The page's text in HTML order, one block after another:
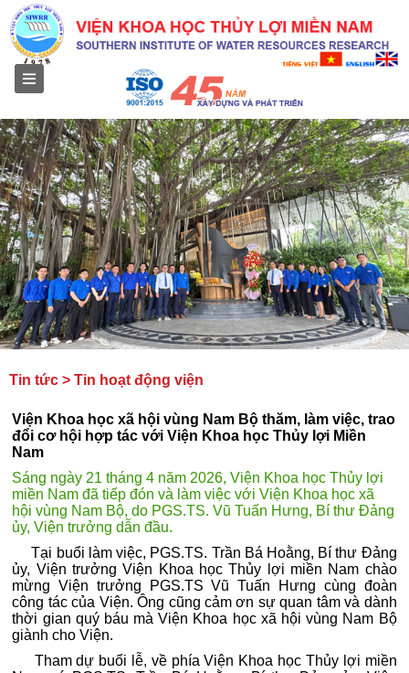
Tin tức > Tin hoạt động viện
Viện Khoa học xã hội vùng Nam Bộ thăm, làm việc, trao
đổi cơ hội hợp tác với Viện Khoa học Thủy lợi Miền
Nam
Sáng ngày 21 tháng 4 năm 2026, Viện Khoa học Thủy lợi
miền Nam đã tiếp đón và làm việc với Viện Khoa học xã
hội vùng Nam Bộ, do PGS.TS. Vũ Tuấn Hưng, Bí thư Đảng
ủy, Viện trưởng dẫn đầu.
Tại buổi làm việc, PGS.TS. Trần Bá Hoằng, Bí thư Đảng
ủy, Viện trưởng Viện Khoa học Thủy lợi miền Nam chào
mừng Viện trưởng PGS.TS Vũ Tuấn Hưng cùng đoàn
công tác của Viện. Ông cũng cảm ơn sự quan tâm và dành
thời gian quý báu mà Viện Khoa học xã hội vùng Nam Bộ
giành cho Viện.
Tham dự buổi lễ, về phía Viện Khoa học Thủy lợi miền